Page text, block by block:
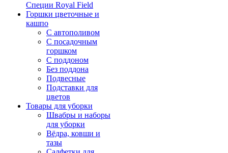
Специи Royal Field
Горшки цветочные и
кашпо
С автополивом
С посадочным
горшком
С поддоном
Без поддона
Подвесные
Подставки для
цветов
Товары для уборки
Швабры и наборы
для уборки
Вёдра, ковши и
тазы